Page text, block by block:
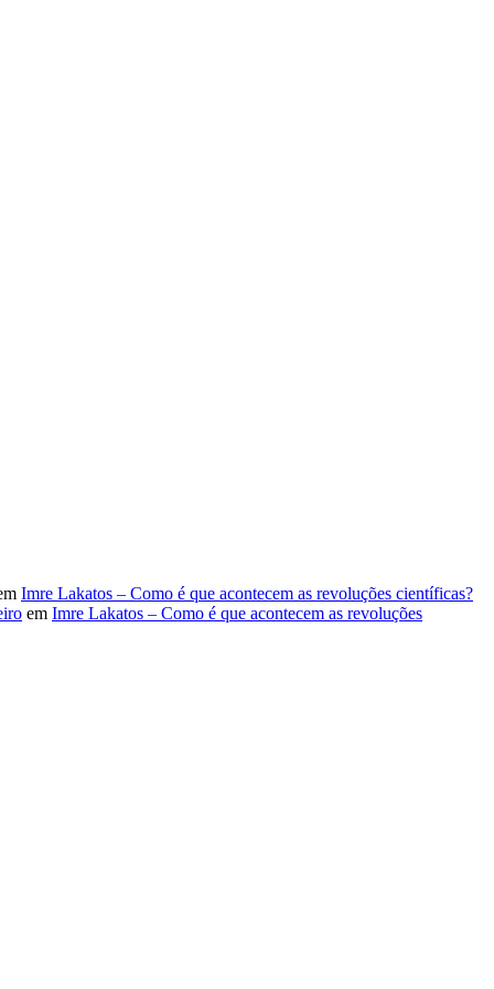
Imre Lakatos – Como é que acontecem as revoluções científicas?
em Imre Lakatos – Como é que acontecem as revoluções